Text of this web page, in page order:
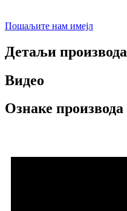
Пошаљите нам имејл
Детаљи производа
Видео
Ознаке производа